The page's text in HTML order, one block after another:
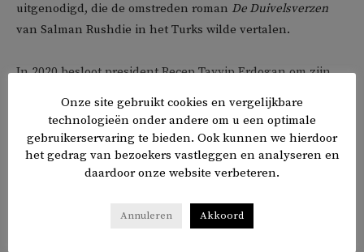
uitgenodigd, die de omstreden roman De Duivelsverzen
van Salman Rushdie in het Turks wilde vertalen.
In 2020 besloot president Recep Tayyip Erdogan om zijn
vrij te laten, die tot een levenslange gevangenisstraf was
veroordeeld voor zijn rol bij het bloedbad in Sivas.
Delen 𝕏 f in
Onze site gebruikt cookies en vergelijkbare
technologieën onder andere om u een optimale
gebruikerservaring te bieden. Ook kunnen we hierdoor
het gedrag van bezoekers vastleggen en analyseren en
daardoor onze website verbeteren.
Annuleren Akkoord